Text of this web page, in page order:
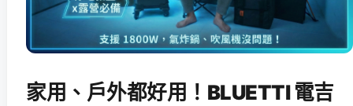
家用、戶外都好用！BLUETTI 電吉